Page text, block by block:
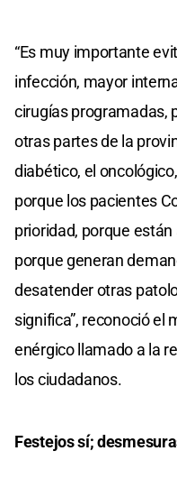
“Es muy importante
infección, mayor
cirugías programadas,
otras partes de la
diabético, el
porque los pacientes
prioridad, porque
porque generan
desatender otras
significa”, reconoció el
enérgico llamado a la
los ciudadanos.
Festejos sí;